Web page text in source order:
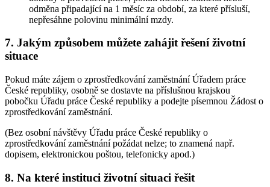
odměna připadající na 1 měsíc za období, za které přísluší,
nepřesáhne polovinu minimální mzdy.
7. Jakým způsobem můžete zahájit řešení životní
situace
Pokud máte zájem o zprostředkování zaměstnání Úřadem práce
České republiky, osobně se dostavte na příslušnou krajskou
pobočku Úřadu práce České republiky a podejte písemnou Žádost o
zprostředkování zaměstnání.
(Bez osobní návštěvy Úřadu práce České republiky o
zprostředkování zaměstnání požádat nelze; to znamená např.
dopisem, elektronickou poštou, telefonicky apod.)
8. Na které instituci životní situaci řešit